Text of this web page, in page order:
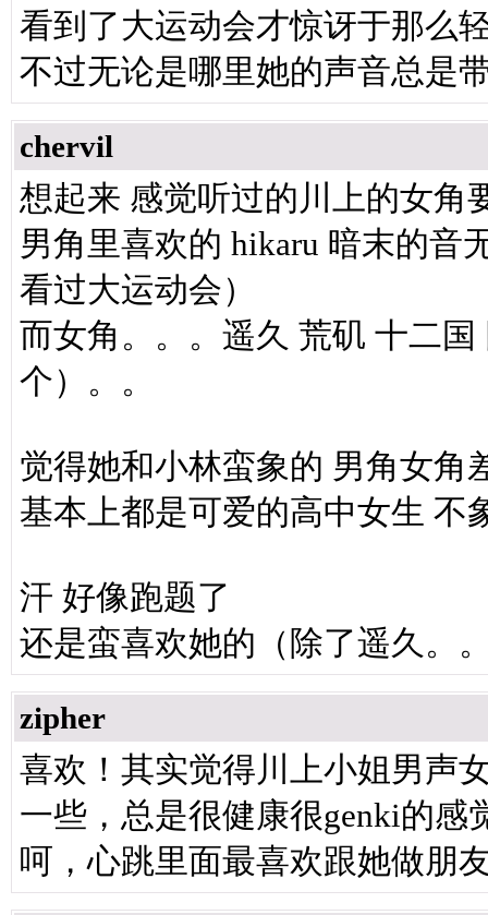
看到了大运动会才惊讶于那么
不过无论是哪里她的声音总是
chervil
想起来 感觉听过的川上的女角
男角里喜欢的 hikaru 暗末的音
看过大运动会）
而女角。。。遥久 荒矶 十二
个）。。
觉得她和小林蛮象的 男角女角
基本上都是可爱的高中女生 不
汗 好像跑题了
还是蛮喜欢她的（除了遥久。
zipher
喜欢！其实觉得川上小姐男声
一些，总是很健康很genki的
呵，心跳里面最喜欢跟她做朋